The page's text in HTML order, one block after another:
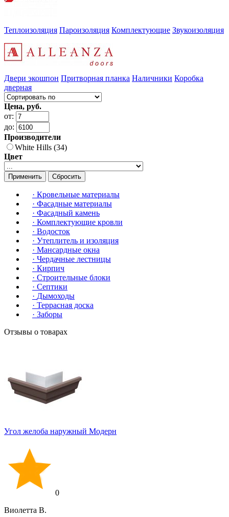
Теплоизоляция Пароизоляция Комплектующие Звукоизоляция
Двери экошпон Притворная планка Наличники Коробка
дверная
Цена, руб.
от:
до:
Производители
White Hills (34)
Цвет
Применить Сбросить
· Кровельные материалы
· Фасадные материалы
· Фасадный камень
· Комплектующие кровли
· Водосток
· Утеплитель и изоляция
· Мансардные окна
· Чердачные лестницы
· Кирпич
· Строительные блоки
· Септики
· Дымоходы
· Террасная доска
· Заборы
Отзывы о товарах
Угол желоба наружный Модерн
0
Виолетта В.